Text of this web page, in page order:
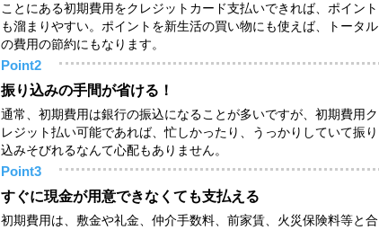
ことにある初期費用をクレジットカード支払いできれば、ポイント
も溜まりやすい。ポイントを新生活の買い物にも使えば、トータル
の費用の節約にもなります。
Point2
振り込みの手間が省ける！
通常、初期費用は銀行の振込になることが多いですが、初期費用ク
レジット払い可能であれば、忙しかったり、うっかりしていて振り
込みそびれるなんて心配もありません。
Point3
すぐに現金が用意できなくても支払える
初期費用は、敷金や礼金、仲介手数料、前家賃、火災保険料等と合